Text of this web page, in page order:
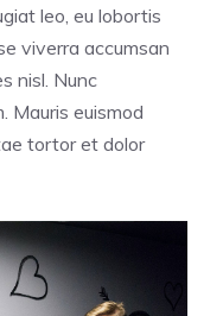
leo, eu lobortis
viverra accumsan
nisl. Nunc
Mauris euismod
tortor et dolor